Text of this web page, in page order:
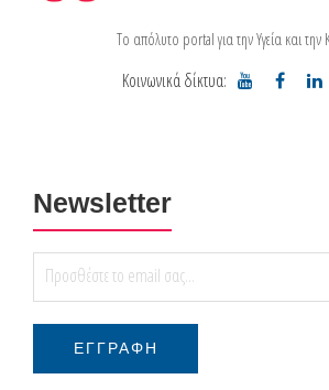
Το απόλυτο portal για την Υγεία και την
Κοινωνικά δίκτυα:
Newsletter